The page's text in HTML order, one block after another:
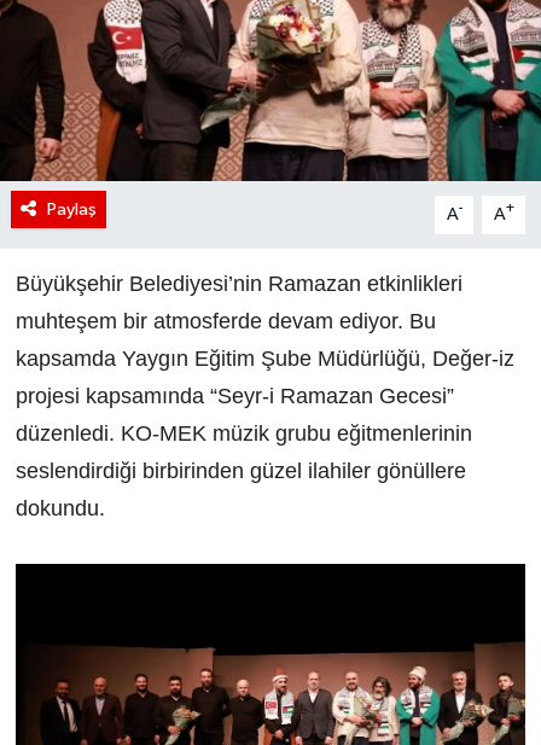
Paylaş A- A+
Büyükşehir Belediyesi’nin Ramazan etkinlikleri
muhteşem bir atmosferde devam ediyor. Bu
kapsamda Yaygın Eğitim Şube Müdürlüğü, Değer-iz
projesi kapsamında “Seyr-i Ramazan Gecesi”
düzenledi. KO-MEK müzik grubu eğitmenlerinin
seslendirdiği birbirinden güzel ilahiler gönüllere
dokundu.